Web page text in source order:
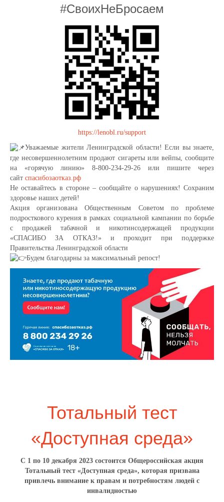
#СвоихНеБросаем
https://lenobl.ru/support
Уважаемые жители Ленинградской области! Если вы знаете,
где несовершеннолетним продают сигареты или вейпы, сообщите
на «горячую линию» 8-800-234-29-26 или пишите через
сайт спасибозаотказ.рф
Не оставайтесь в стороне – сообщайте о нарушениях! Сохраним
здоровье наших детей!
Акция организована Общественным Советом по проблеме
подросткового курения в рамках социальной кампании по борьбе
с продажей табачной и никотинсодержащей продукции
«СПАСИБО ЗА ОТКАЗ!» и проходит при поддержке
Правительства Ленинградской области
Будем благодарны за максимальный репост!
Тотальный тест
«Доступная среда»
С 1 по 10 декабря 2023 состоится Общероссийская акция
Тотальный тест «Доступная среда», которая призвана
привлечь внимание к правам и потребностям людей с
инвалидностью